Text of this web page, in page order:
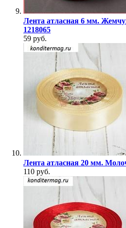
Лента атласная 6 мм.
1218065
59 руб.
Лента атласная 20 мм.
110 руб.